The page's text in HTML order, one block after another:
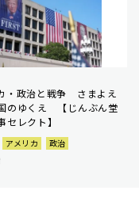
・政治と戦争 さまよえ
のゆくえ 【じんぶん堂
セレクト】
アメリカ
政治